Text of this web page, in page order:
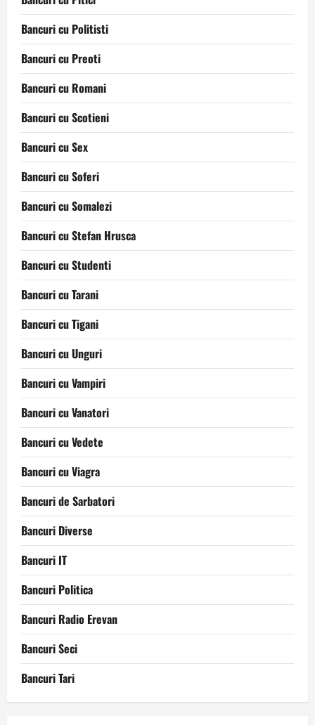
Bancuri cu Politisti
Bancuri cu Preoti
Bancuri cu Romani
Bancuri cu Scotieni
Bancuri cu Sex
Bancuri cu Soferi
Bancuri cu Somalezi
Bancuri cu Stefan Hrusca
Bancuri cu Studenti
Bancuri cu Tarani
Bancuri cu Tigani
Bancuri cu Unguri
Bancuri cu Vampiri
Bancuri cu Vanatori
Bancuri cu Vedete
Bancuri cu Viagra
Bancuri de Sarbatori
Bancuri Diverse
Bancuri IT
Bancuri Politica
Bancuri Radio Erevan
Bancuri Seci
Bancuri Tari